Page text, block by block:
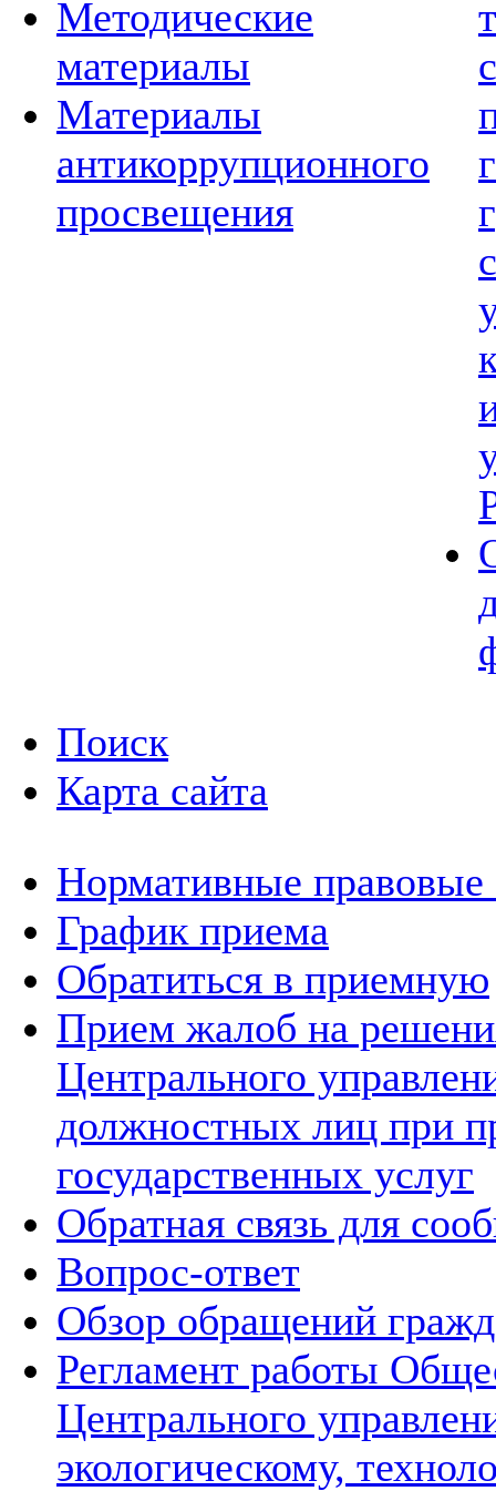
Методические
материалы
Материалы
антикоррупционного
просвещения
Поиск
Карта сайта
Нормативные правовые
График приема
Обратиться в приемную
Прием жалоб на
Центрального
должностных лиц при
государственных услуг
Обратная связь для
Вопрос-ответ
Обзор обращений
Регламент работы
Центрального
экологическому,